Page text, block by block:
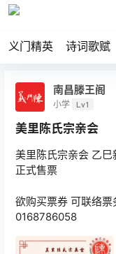
义门精英 诗词歌赋
南昌滕王阁
小学 Lv1
美里陈氏宗亲会
美里陈氏宗亲会 乙
正式售票
欲购买票券 可联络
0168786058